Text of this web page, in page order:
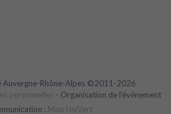
Auvergne-Rhône-Alpes ©2011-2026
personnelles - Organisation de l'événement
: Mon UniVert